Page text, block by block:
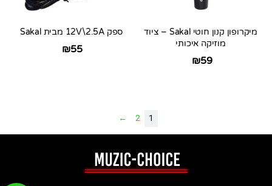
מיקרופון קנון חוטי Sakal – ציוד
מוזיקה איכותי
₪59
ספק 12V\2.5A מבית Sakal
₪55
1
2
←